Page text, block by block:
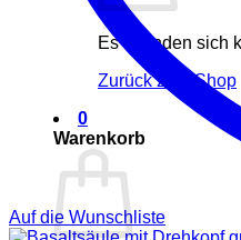
Es befinden sich
Zurück zum Shop
0
Warenkorb
Auf die Wunschliste